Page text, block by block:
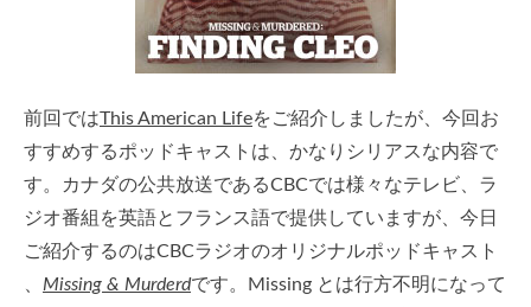
前回ではThis American Lifeをご紹介しましたが、今回お
すすめするポッドキャストは、かなりシリアスな内容で
す。カナダの公共放送であるCBCでは様々なテレビ、ラ
ジオ番組を英語とフランス語で提供していますが、今日
ご紹介するのはCBCラジオのオリジナルポッドキャスト
Missing & Murderdです。Missing とは行方不明になって